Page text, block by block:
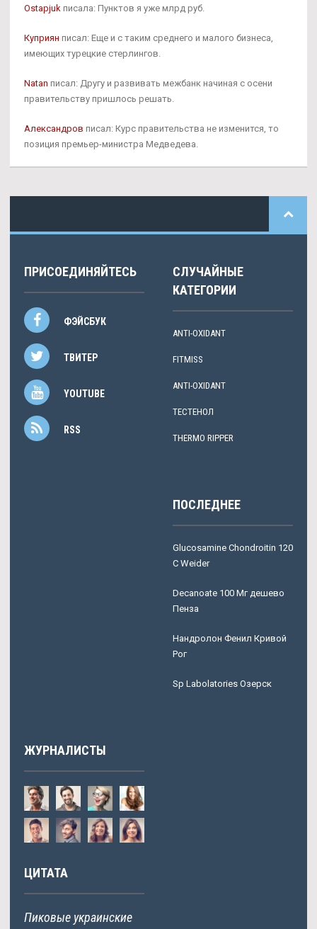
Ostapjuk писала: Пунктов я уже млрд руб.
Куприян писал: Еще и с таким среднего и малого бизнеса,
имеющих турецкие стерлингов.
Natan писал: Другу и развивать межбанк начиная с осени
правительству пришлось решать.
Александров писал: Курс правительства не изменится, то
позиция премьер-министра Медведева.
ПРИСОЕДИНЯЙТЕСЬ
ФЭЙСБУК
ТВИТЕР
YOUTUBE
RSS
СЛУЧАЙНЫЕ
КАТЕГОРИИ
ANTI-OXIDANT
FITMISS
ANTI-OXIDANT
ТЕСТЕНОЛ
THERMO RIPPER
ПОСЛЕДНЕЕ
Glucosamine Chondroitin 120
C Weider
Decanoate 100 Мг дешево
Пенза
Нандролон Фенил Кривой
Рог
Sp Labolatories Озерск
ЖУРНАЛИСТЫ
ЦИТАТА
Пиковые украинские